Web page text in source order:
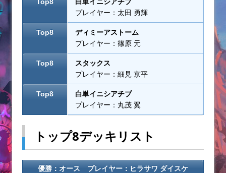
プレイヤー：太田 勇輝
Top8
ディミーアストーム
プレイヤー：篠原 元
Top8
スタックス
プレイヤー：細見 京平
Top8
白単イニシアチブ
プレイヤー：丸茂 翼
トップ8デッキリスト
優勝：オース プレイヤー：ヒラサワ ダイスケ